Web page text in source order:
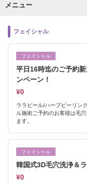
メニュー
フェイシャル
フェイシャル
平日16時迄のご予約
ンペーン！
¥0
ララピール/ハーブピーリン
ル施術ご予約のお客様は毛
ます。
フェイシャル
韓国式3D毛穴洗浄＆
¥0